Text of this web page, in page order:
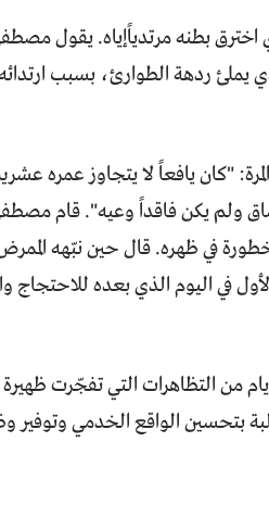
بطنه مرتدياًإياه. يقول
يملئ ردهة الطوارئ، بسبب
"كان يافعاً لا يتجاوز عمره
ولم يكن فاقداً وعيه". قام
في ظهره. قال حين نبّهه الممرض
في اليوم الذي بعده للاحتجاج
التظاهرات التي تفجّرت ظهيرة
بتحسين الواقع الخدمي وتوفير